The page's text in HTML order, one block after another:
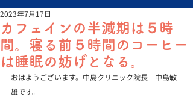
カフェインの半減期は５時
間。寝る前５時間のコーヒー
は睡眠の妨げとなる。
2023年7月17日
おはようございます。中島クリニック院長　中島敏
雄です。